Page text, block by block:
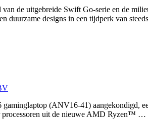
de uitgebreide Swift Go-serie en de
duurzame designs in een tijdperk van
(ANV16-41) aangekondigd,
processoren uit de nieuwe AMD Ryzen™ …